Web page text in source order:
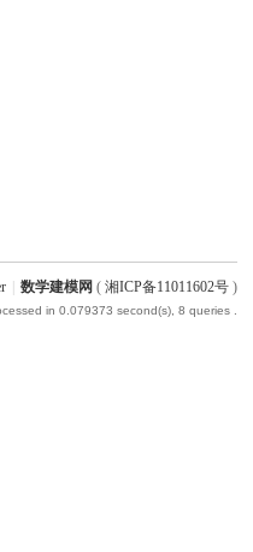
数学建模网 ( 湘ICP备11011602号)
in 0.079373 second(s), 8 queries .